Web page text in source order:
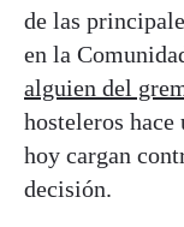
de las
en la
alguien del
hosteleros hace
hoy cargan
decisión.